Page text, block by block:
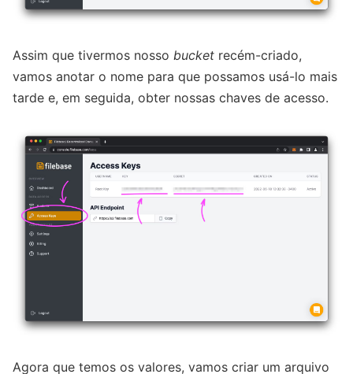
Assim que tivermos nosso bucket recém-criado,
vamos anotar o nome para que possamos usá-lo mais
tarde e, em seguida, obter nossas chaves de acesso.
Agora que temos os valores, vamos criar um arquivo